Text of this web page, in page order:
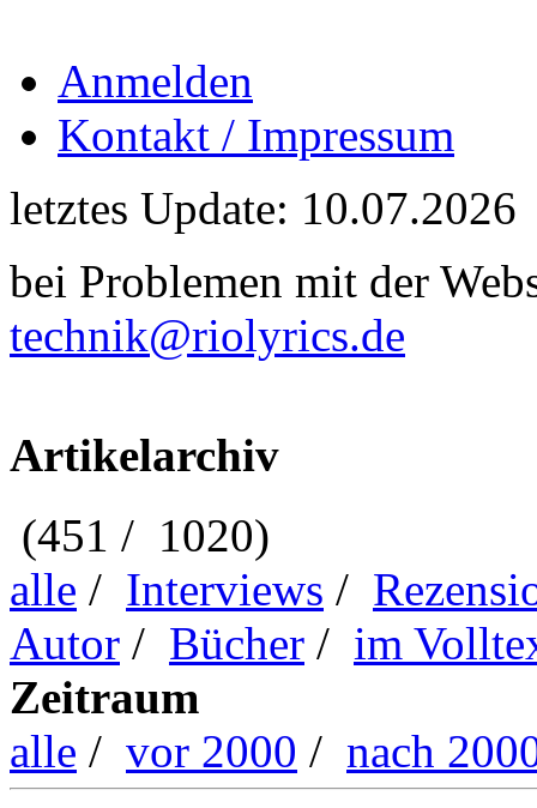
Anmelden
Kontakt / Impressum
letztes Update: 10.07.2026
bei Problemen mit der
technik@riolyrics.de
Artikelarchiv
(451 / 1020)
alle / Interviews /
Autor / Bücher / im
Zeitraum
alle / vor 2000 / nach